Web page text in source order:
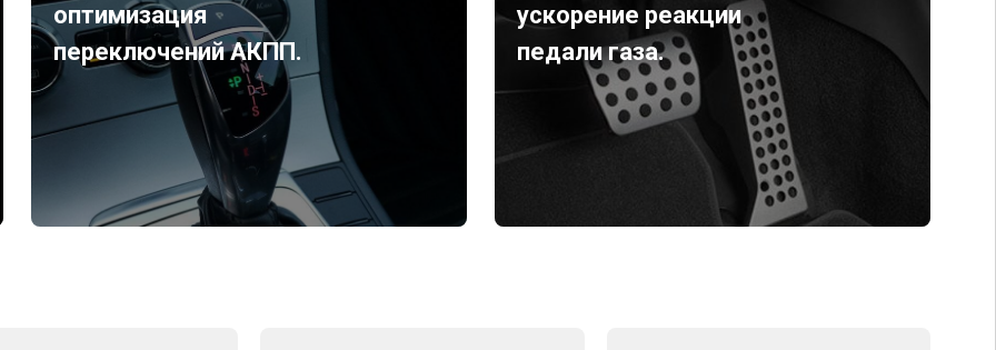
оптимизация
переключений АКПП.
ускорение реакции
педали газа.